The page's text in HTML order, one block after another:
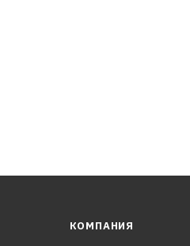
КОМПАНИЯ